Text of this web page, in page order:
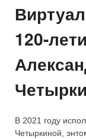
120-
В 2021 году
Четыркиной,